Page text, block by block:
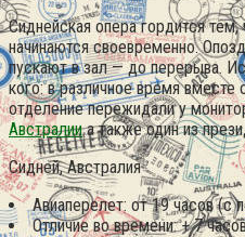
Сиднейская опера гордится
начинаются своевременно.
пускают в зал — до перерыва.
кого: в различное время
отделение пережидали у
Австралииа также один из
Сидней, Австралия
Авиаперелет: от 19 часов (с
Отличие во времени: + 7